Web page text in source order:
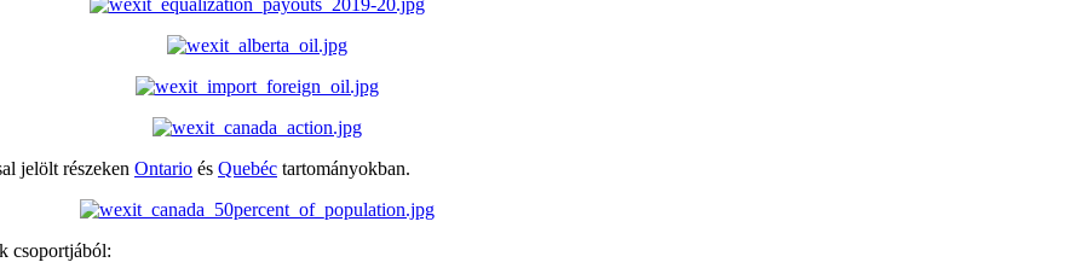
jelölt részeken Ontario és Quebéc tartományokban.
csoportjából: